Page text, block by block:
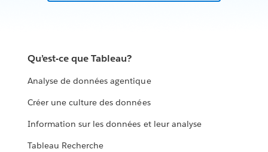
Qu’est-ce que Tableau?
Analyse de données agentique
Créer une culture des données
Information sur les données et leur analyse
Tableau Recherche